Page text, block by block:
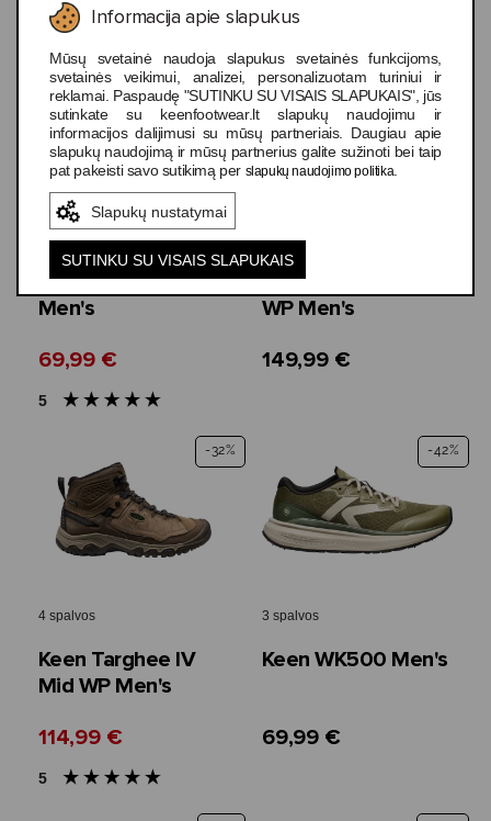
Informacija apie slapukus
Mūsų svetainė naudoja slapukus svetainės funkcijoms,
svetainės veikimui, analizei, personalizuotam turiniui ir
reklamai. Paspaudę "SUTINKU SU VISAIS SLAPUKAIS", jūs
sutinkate su keenfootwear.lt slapukų naudojimu ir
informacijos dalijimusi su mūsų partneriais. Daugiau apie
slapukų naudojimą ir mūsų partnerius galite sužinoti bei taip
pat pakeisti savo sutikimą per slapukų naudojimo politika
Slapukų nustatymai
SUTINKU SU VISAIS SLAPUKAIS
-59%
3 spalvos
Keen Zionic WP
Men's
69,99 €
5
TOP
3 spalvos
Keen Targhee IV
WP Men's
149,99 €
-32%
4 spalvos
Keen Targhee IV
Mid WP Men's
114,99 €
5
-42%
3 spalvos
Keen WK500 Men's
69,99 €